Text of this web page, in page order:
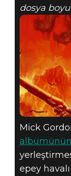
dosya
Mick
epey